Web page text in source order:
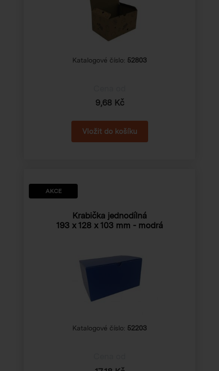
Katalogové číslo: 52803
9,68 Kč
AKCE
Krabička jednodílná
193 x 128 x 103 mm - modrá
Katalogové číslo: 52203